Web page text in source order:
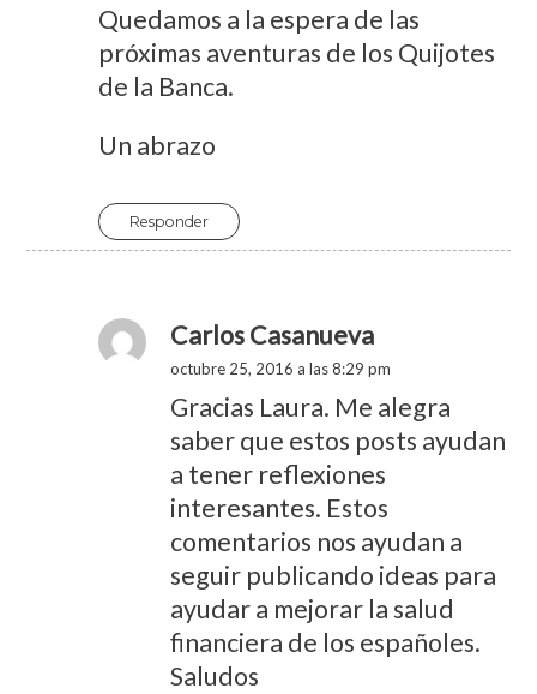
Quedamos a la espera de las
próximas aventuras de los Quijotes
de la Banca.
Un abrazo
Responder
Carlos Casanueva
octubre 25, 2016 a las 8:29 pm
Gracias Laura. Me alegra
saber que estos posts ayudan
a tener reflexiones
interesantes. Estos
comentarios nos ayudan a
seguir publicando ideas para
ayudar a mejorar la salud
financiera de los españoles.
Saludos